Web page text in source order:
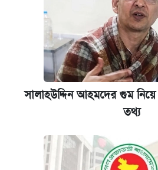
সালাহউদ্দিন আহমদের গুম
তথ্য